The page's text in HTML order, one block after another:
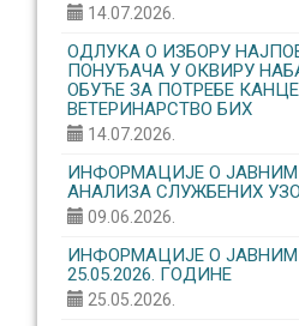
14.07.2026.
ОДЛУКА О ИЗБОРУ
ПОНУЂАЧА У ОКВИРУ
ОБУЋЕ ЗА ПОТРЕБЕ
ВЕТЕРИНАРСТВО БИХ
14.07.2026.
ИНФОРМАЦИЈЕ О
АНАЛИЗА СЛУЖБЕНИХ
09.06.2026.
ИНФОРМАЦИЈЕ О
25.05.2026. ГОДИНЕ
25.05.2026.